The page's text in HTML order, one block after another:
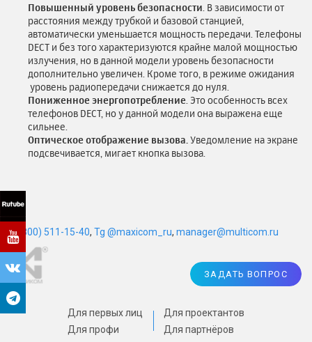
Повышенный уровень безопасности . В зависимости от
расстояния между трубкой и базовой станцией,
автоматически уменьшается мощность передачи. Телефоны
DECT и без того характеризуются крайне малой мощностью
излучения, но в данной модели уровень безопасности
дополнительно увеличен. Кроме того, в режиме ожидания
уровень радиопередачи снижается до нуля.
Пониженное энергопотребление . Это особенность всех
телефонов DECT, но у данной модели она выражена еще
сильнее.
Оптическое отображение вызова. Уведомление на экране
подсвечивается, мигает кнопка вызова.
Для первых лиц
Для профи
Для проектантов
Для партнёров
ЗАДАТЬ ВОПРОС
8 (800) 511-15-40, Tg @maxicom_ru, manager@multicom.ru